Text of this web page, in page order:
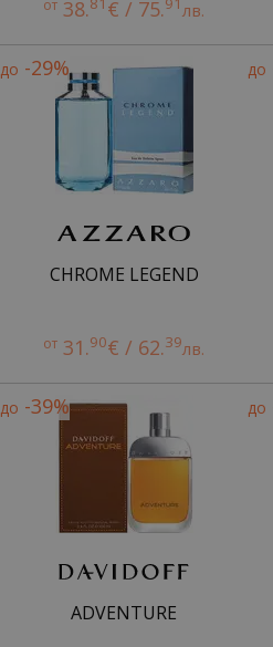
от 38. € / 75. лв.
до -29%
CHROME LEGEND
от 31.90€ / 62.39лв.
до
до -39%
ADVENTURE
до